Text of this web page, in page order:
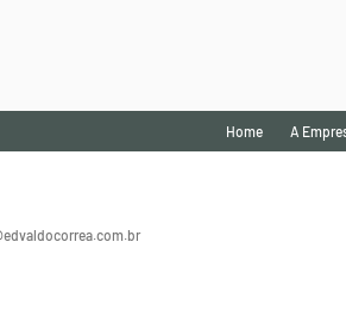
Home A